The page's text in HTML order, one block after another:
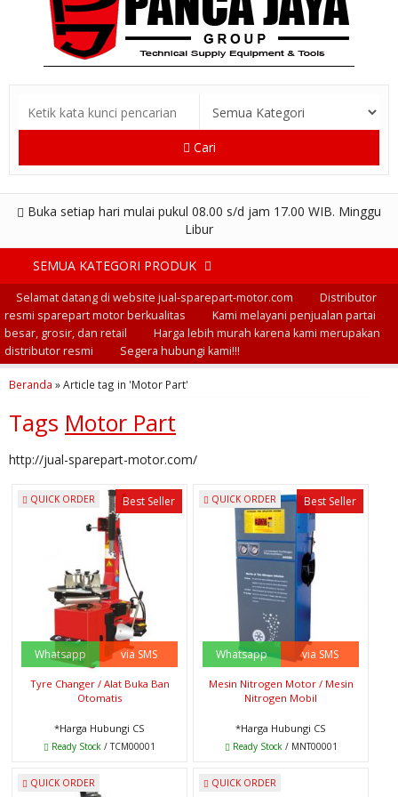
Cari
Buka setiap hari mulai pukul 08.00 s/d jam 17.00 WIB. Minggu
Libur
SEMUA KATEGORI PRODUK
Selamat datang di website jual-sparepart-motor.com
Distributor
resmi sparepart motor berkualitas
Kami melayani penjualan partai
besar, grosir, dan retail
Harga lebih murah karena kami merupakan
distributor resmi
Segera hubungi kami!!!
Beranda »Article tag in 'Motor Part'
Tags Motor Part
http://jual-sparepart-motor.com/
Best Seller
QUICK ORDER
Whatsapp via SMS
Tyre Changer / Alat Buka Ban
Otomatis
*Harga Hubungi CS
Ready Stock / TCM00001
Best Seller
QUICK ORDER
Whatsapp via SMS
Mesin Nitrogen Motor / Mesin
Nitrogen Mobil
*Harga Hubungi CS
Ready Stock/ MNT00001
QUICK ORDER QUICK ORDER